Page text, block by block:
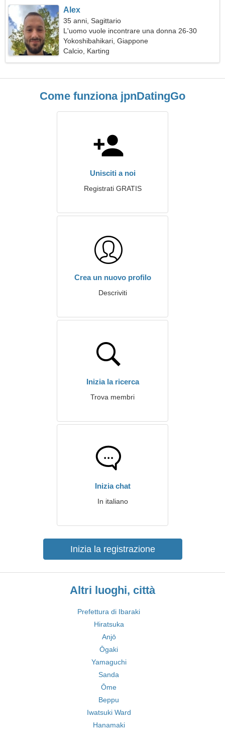
Alex
35 anni, Sagittario
L'uomo vuole incontrare una donna 26-30
Yokoshibahikari, Giappone
Calcio, Karting
Come funziona jpnDatingGo
Unisciti a noi
Registrati GRATIS
Crea un nuovo profilo
Descriviti
Inizia la ricerca
Trova membri
Inizia chat
In italiano
Inizia la registrazione
Altri luoghi, città
Prefettura di Ibaraki
Hiratsuka
Anjō
Ōgaki
Yamaguchi
Sanda
Ōme
Beppu
Iwatsuki Ward
Hanamaki